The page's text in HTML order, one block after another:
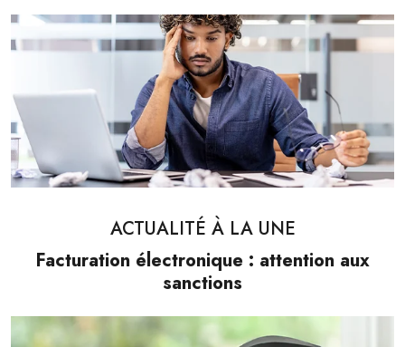
ACTUALITÉ À LA UNE
Facturation électronique : attention aux
sanctions